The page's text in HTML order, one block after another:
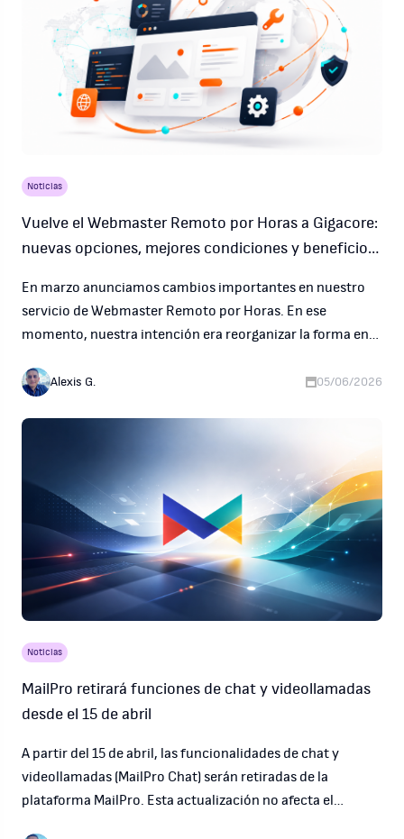
Noticias
Vuelve el Webmaster Remoto por Horas a Gigacore:
nuevas opciones, mejores condiciones y beneficio
En marzo anunciamos cambios importantes en nuestro
servicio de Webmaster Remoto por Horas. En ese
momento, nuestra intención era reorganizar la forma en
servicios profesionales para nuestros clientes.
Alexis G. 05/06/2026
Noticias
MailPro retirará funciones de chat y videollamadas
desde el 15 de abril
A partir del 15 de abril, las funcionalidades de chat y
videollamadas (MailPro Chat) serán retiradas de la
plataforma MailPro. Esta actualización no afecta el